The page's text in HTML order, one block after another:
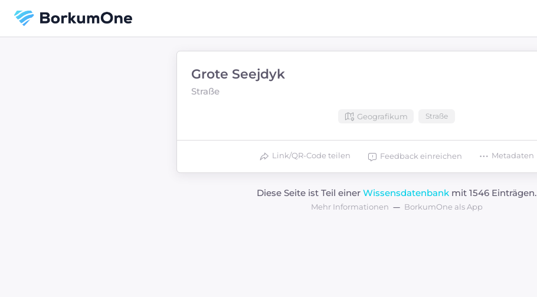
Grote Seejdyk
Straße
Geografikum Straße
Link/QR-Code teilen Feedback einreichen Metadaten
Diese Seite ist Teil einer Wissensdatenbank mit 1546 Einträgen.
Mehr Informationen BorkumOne als App